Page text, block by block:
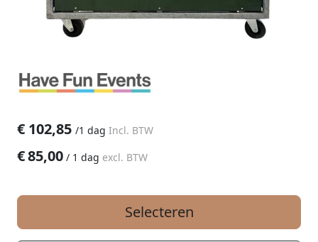
€ 102,85 /1 dag Incl. BTW
€85,00 / 1 dag excl. BTW
Selecteren